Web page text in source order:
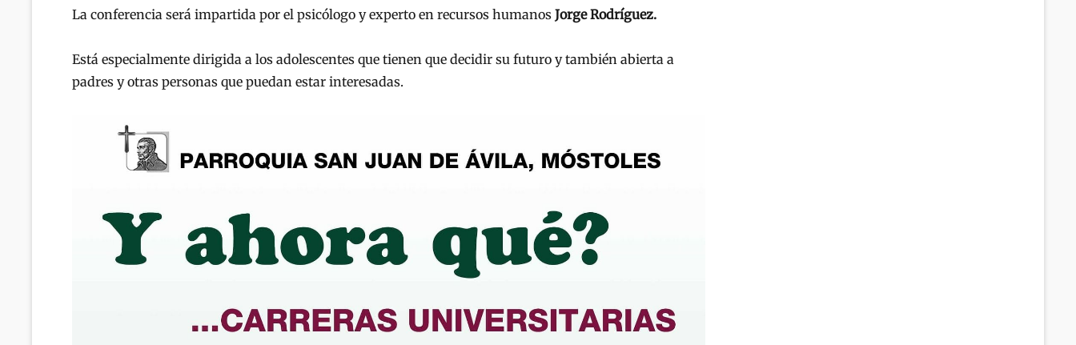
La conferencia será impartida por el psicólogo y experto en recursos humanos Jorge Rodríguez.
Está especialmente dirigida a los adolescentes que tienen que decidir su futuro y también abierta a
padres y otras personas que puedan estar interesadas.